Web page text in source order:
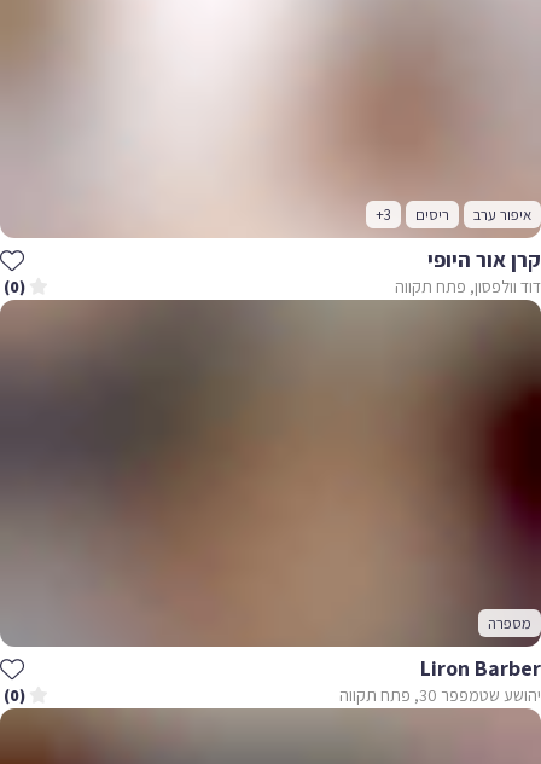
איפור ערב ריסים +3
קרן אור היופי
דוד וולפסון, פתח תקווה (0)
מספרה
Liron Barber
יהושע שטמפפר 30, פתח תקווה (0)